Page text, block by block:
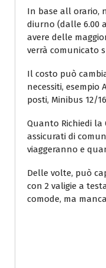
In base all orario,
diurno (dalle 6.00
avere delle
verrà comunicato
Il costo può
necessiti, esempio
posti, Minibus 12/
Quanto Richiedi la
assicurati di
viaggeranno e
Delle volte, può
con 2 valigie a
comode, ma